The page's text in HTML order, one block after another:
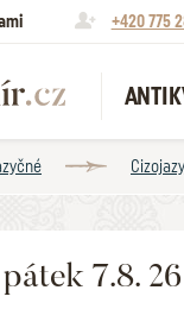
+420 775
7.8.